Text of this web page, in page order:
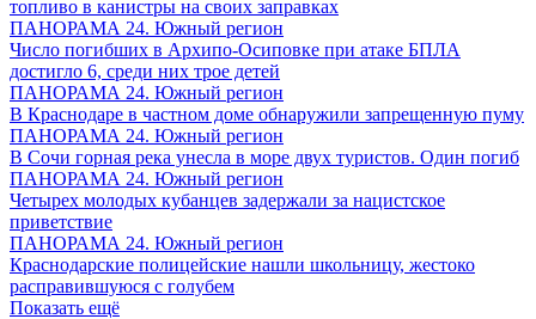
топливо в канистры на своих заправках
ПАНОРАМА 24. Южный регион
Число погибших в Архипо-Осиповке при атаке БПЛА
достигло 6, среди них трое детей
ПАНОРАМА 24. Южный регион
В Краснодаре в частном доме обнаружили запрещенную пуму
ПАНОРАМА 24. Южный регион
В Сочи горная река унесла в море двух туристов. Один погиб
ПАНОРАМА 24. Южный регион
Четырех молодых кубанцев задержали за нацистское
приветствие
ПАНОРАМА 24. Южный регион
Краснодарские полицейские нашли школьницу, жестоко
расправившуюся с голубем
Показать ещё